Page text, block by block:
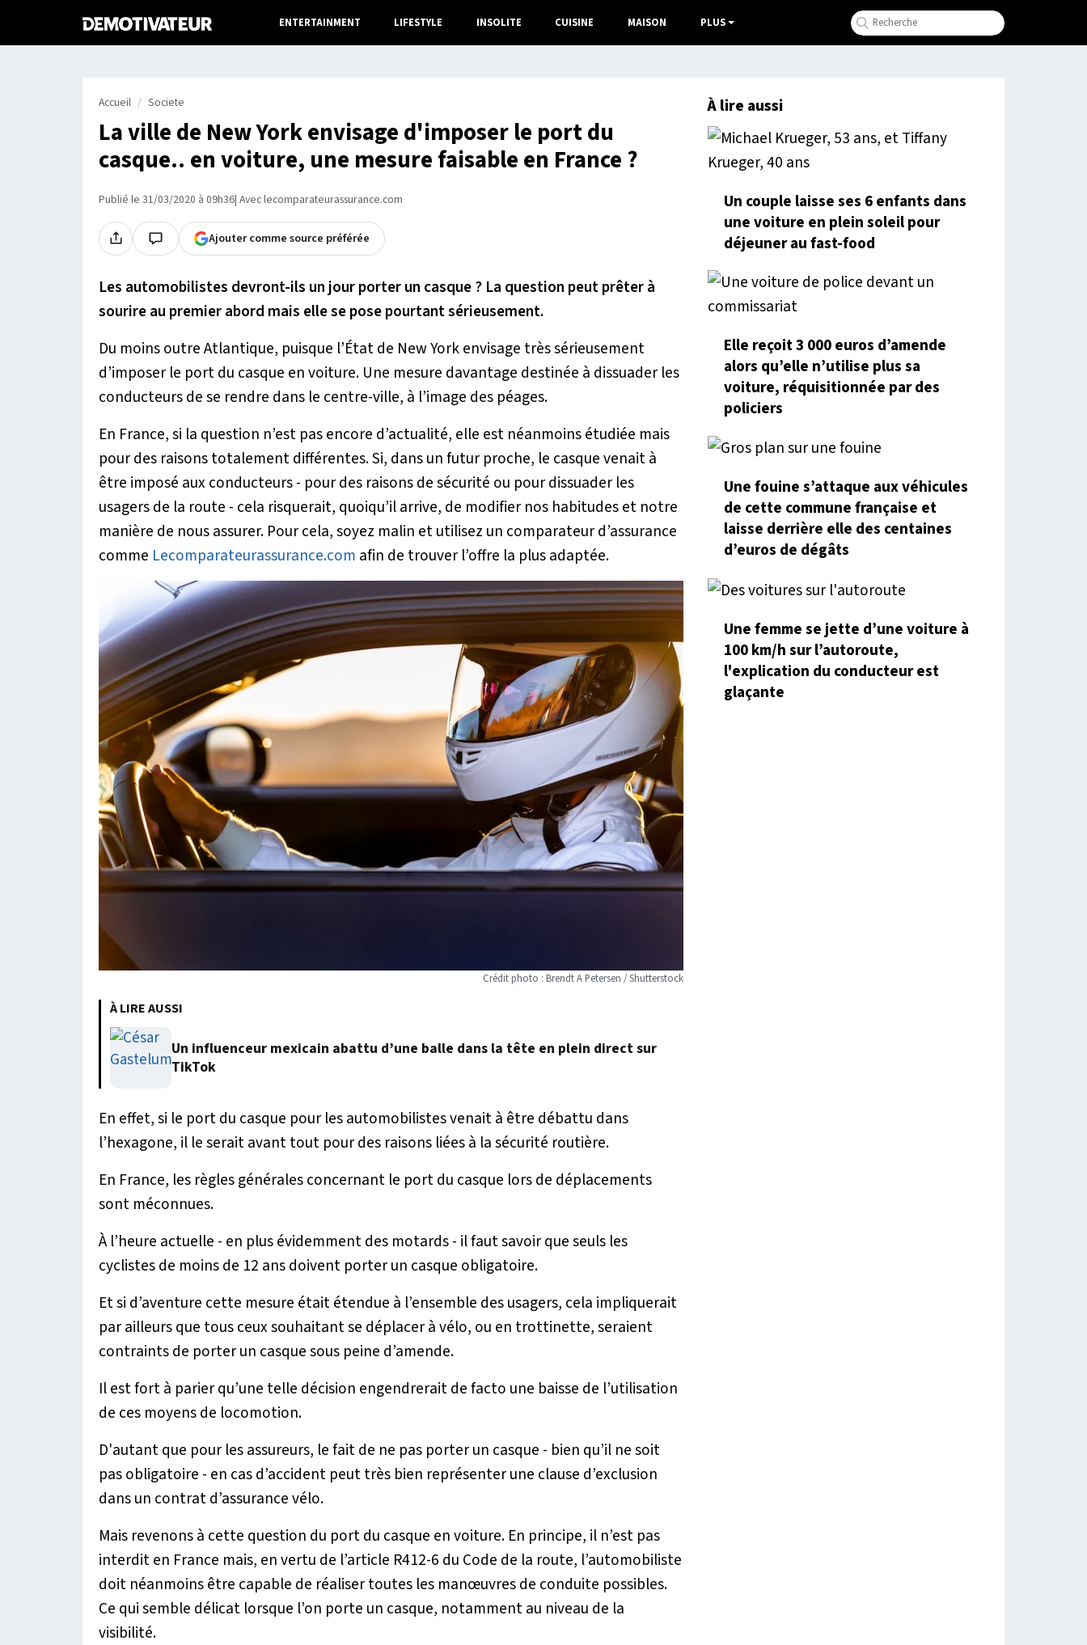
ENTERTAINMENT LIFESTYLE INSOLITE CUISINE MAISON PLUS
Accueil Societe
La ville de New York envisage d'imposer le port du
casque.. en voiture, une mesure faisable en France ?
Publié le 31/03/2020 à 09h36| Avec lecomparateurassurance.com
Ajouter comme source préférée
Les automobilistes devront-ils un jour porter un casque ? La question peut prêter à
sourire au premier abord mais elle se pose pourtant sérieusement.
Du moins outre Atlantique, puisque l’État de New York envisage très sérieusement
d’imposer le port du casque en voiture. Une mesure davantage destinée à dissuader les
conducteurs de se rendre dans le centre-ville, à l’image des péages.
En France, si la question n’est pas encore d’actualité, elle est néanmoins étudiée mais
pour des raisons totalement différentes. Si, dans un futur proche, le casque venait à
être imposé aux conducteurs - pour des raisons de sécurité ou pour dissuader les
usagers de la route - cela risquerait, quoiqu’il arrive, de modifier nos habitudes et notre
manière de nous assurer. Pour cela, soyez malin et utilisez un comparateur d’assurance
comme Lecomparateurassurance.com afin de trouver l’offre la plus adaptée.
Crédit photo : Brendt A Petersen / Shutterstock
À LIRE AUSSI
Un influenceur mexicain abattu d’une balle dans la tête en plein direct sur
TikTok
En effet, si le port du casque pour les automobilistes venait à être débattu dans
l’hexagone, il le serait avant tout pour des raisons liées à la sécurité routière.
En France, les règles générales concernant le port du casque lors de déplacements
sont méconnues.
À l’heure actuelle - en plus évidemment des motards - il faut savoir que seuls les
cyclistes de moins de 12 ans doivent porter un casque obligatoire.
Et si d’aventure cette mesure était étendue à l’ensemble des usagers, cela impliquerait
par ailleurs que tous ceux souhaitant se déplacer à vélo, ou en trottinette, seraient
contraints de porter un casque sous peine d’amende.
Il est fort à parier qu’une telle décision engendrerait de facto une baisse de l’utilisation
de ces moyens de locomotion.
D'autant que pour les assureurs, le fait de ne pas porter un casque - bien qu’il ne soit
pas obligatoire - en cas d’accident peut très bien représenter une clause d’exclusion
dans un contrat d’assurance vélo.
Mais revenons à cette question du port du casque en voiture. En principe, il n’est pas
interdit en France mais, en vertu de l’article R412-6 du Code de la route, l’automobiliste
doit néanmoins être capable de réaliser toutes les manœuvres de conduite possibles.
Ce qui semble délicat lorsque l’on porte un casque, notamment au niveau de la
visibilité.
À lire aussi
Un couple laisse ses 6 enfants dans
une voiture en plein soleil pour
déjeuner au fast-food
Elle reçoit 3 000 euros d’amende
alors qu’elle n’utilise plus sa
voiture, réquisitionnée par des
policiers
Une fouine s’attaque aux véhicules
de cette commune française et
laisse derrière elle des centaines
d’euros de dégâts
Une femme se jette d’une voiture à
100 km/h sur l’autoroute,
l'explication du conducteur est
glaçante